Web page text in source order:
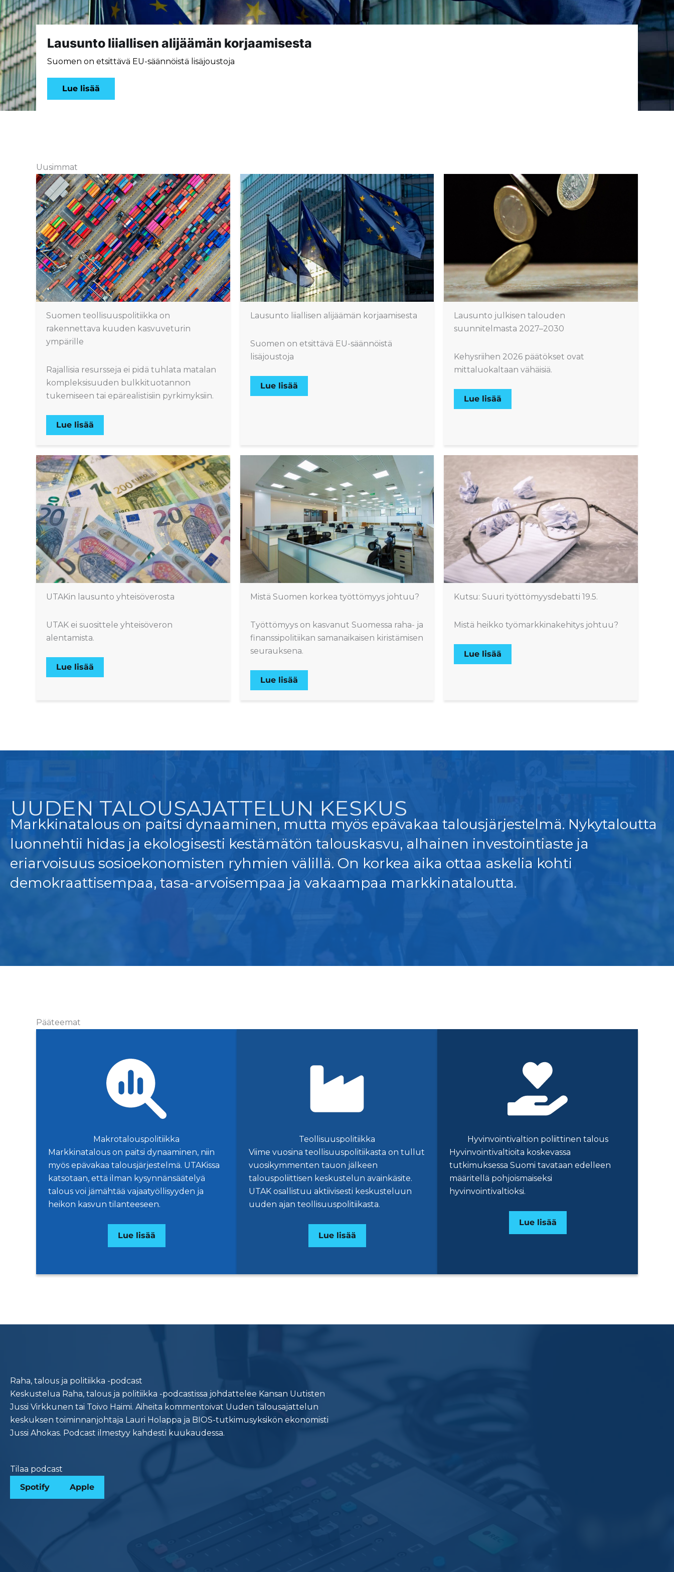
Lausunto liiallisen alijäämän korjaamisesta
Suomen on etsittävä EU-säännöistä lisäjoustoja
Lue lisää
Uusimmat
Suomen teollisuuspolitiikka on
rakennettava kuuden kasvuveturin
ympärille
Rajallisia resursseja ei pidä tuhlata matalan
kompleksisuuden bulkkituotannon
tukemiseen tai epärealistisiin pyrkimyksiin.
Lue lisää
Lausunto liiallisen alijäämän korjaamisesta
Suomen on etsittävä EU-säännöistä
lisäjoustoja
Lue lisää
Lausunto julkisen talouden
suunnitelmasta 2027–2030
Kehysriihen 2026 päätökset ovat
mittaluokaltaan vähäisiä.
Lue lisää
UTAKin lausunto yhteisöverosta
UTAK ei suosittele yhteisöveron
alentamista.
Lue lisää
Mistä Suomen korkea työttömyys johtuu?
Työttömyys on kasvanut Suomessa raha- ja
finanssipolitiikan samanaikaisen kiristämisen
seurauksena.
Lue lisää
Kutsu: Suuri työttömyysdebatti 19.5.
Mistä heikko työmarkkinakehitys johtuu?
Lue lisää
UUDEN TALOUSAJATTELUN KESKUS
Markkinatalous on paitsi dynaaminen, mutta myös epävakaa talousjärjestelmä. Nykytaloutta
luonnehtii hidas ja ekologisesti kestämätön talouskasvu, alhainen investointiaste ja
eriarvoisuus sosioekonomisten ryhmien välillä. On korkea aika ottaa askelia kohti
demokraattisempaa, tasa-arvoisempaa ja vakaampaa markkinataloutta.
Pääteemat
Makrotalouspolitiikka
Markkinatalous on paitsi dynaaminen, niin
myös epävakaa talousjärjestelmä. UTAKissa
katsotaan, että ilman kysynnänsäätelyä
talous voi jämähtää vajaatyöllisyyden ja
heikon kasvun tilanteeseen.
Lue lisää
Teollisuuspolitiikka
Viime vuosina teollisuuspolitiikasta on tullut
vuosikymmenten tauon jälkeen
talouspoliittisen keskustelun avainkäsite.
UTAK osallistuu aktiivisesti keskusteluun
uuden ajan teollisuuspolitiikasta.
Lue lisää
Hyvinvointivaltion poliittinen talous
Hyvinvointivaltioita koskevassa
tutkimuksessa Suomi tavataan edelleen
määritellä pohjoismaiseksi
hyvinvointivaltioksi.
Lue lisää
Raha, talous ja politiikka -podcast
Keskustelua Raha, talous ja politiikka -podcastissa johdattelee Kansan Uutisten
Jussi Virkkunen tai Toivo Haimi. Aiheita kommentoivat Uuden talousajattelun
keskuksen toiminnanjohtaja Lauri Holappa ja BIOS-tutkimusyksikön ekonomisti
Jussi Ahokas. Podcast ilmestyy kahdesti kuukaudessa.
Tilaa podcast
Spotify
Apple